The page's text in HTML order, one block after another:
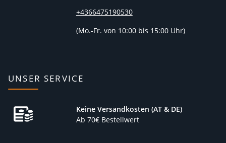
+4366475190530
(Mo.-Fr. von 10:00 bis 15:00 Uhr)
UNSER SERVICE
Keine Versandkosten (AT & DE)
Ab 70€ Bestellwert